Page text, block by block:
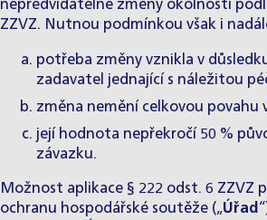
nepředvídatelné změny okolností
ZZVZ. Nutnou podmínkou však i
potřeba změny vznikla v
zadavatel jednající s náležitou
změna nemění celkovou povahu
její hodnota nepřekročí 50 %
závazku.
Možnost aplikace § 222 odst. 6 ZZVZ
ochranu hospodářské soutěže („Úřad